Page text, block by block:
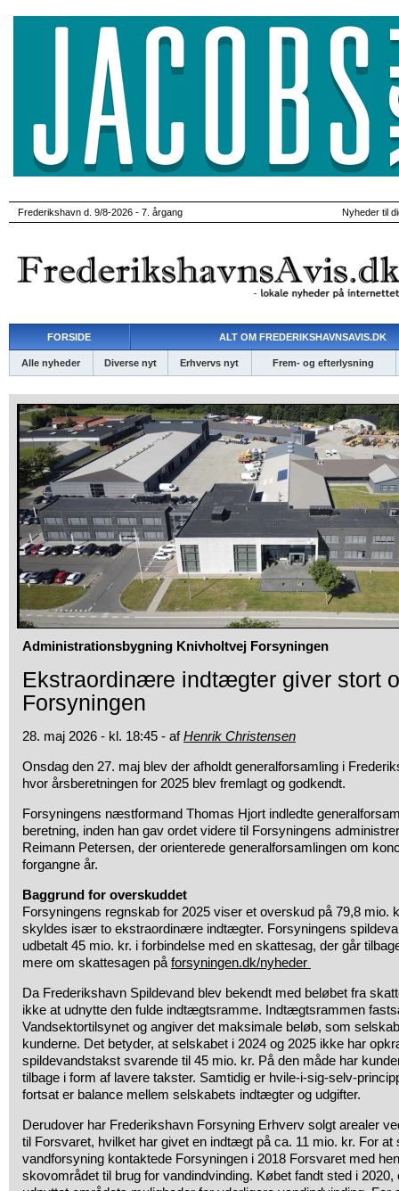
Frederikshavn d. 9/8-2026 - 7. årgang Nyheder til
FORSIDE ALT OM FREDERIKSHAVNSAVIS.DK
Alle nyheder Diverse nyt Erhvervs nyt Frem- og efterlysning
Administrationsbygning Knivholtvej Forsyningen
Ekstraordinære indtægter giver stort
Forsyningen
28. maj 2026 - kl. 18:45 - afHenrik Christensen
Onsdag den 27. maj blev der afholdt generalforsamling i
hvor årsberetningen for 2025 blev fremlagt og godkendt.
Forsyningens næstformand Thomas Hjort indledte
beretning, inden han gav ordet videre til Forsyningens
Reimann Petersen, der orienterede generalforsamlingen om
forgangne år.
Baggrund for overskuddet
Forsyningens regnskab for 2025 viser et overskud på 79,8 mio.
skyldes især to ekstraordinære indtægter. Forsyningens
udbetalt 45 mio. kr. i forbindelse med en skattesag, der går
mere om skattesagen på forsyningen.dk/nyheder
Da Frederikshavn Spildevand blev bekendt med beløbet fra
ikke at udnytte den fulde indtægtsramme. Indtægtsrammen
Vandsektortilsynet og angiver det maksimale beløb, som
kunderne. Det betyder, at selskabet i 2024 og 2025 ikke har
spildevandstakst svarende til 45 mio. kr. På den måde har
tilbage i form af lavere takster. Samtidig er hvile-i-sig-selv-
fortsat er balance mellem selskabets indtægter og udgifter.
Derudover har Frederikshavn Forsyning Erhverv solgt arealer
til Forsvaret, hvilket har givet en indtægt på ca. 11 mio. kr. For at
vandforsyning kontaktede Forsyningen i 2018 Forsvaret med
skovområdet til brug for vandindvinding. Købet fandt sted i 2020,